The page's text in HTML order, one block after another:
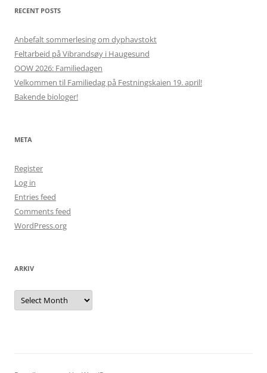
RECENT POSTS
Anbefalt sommerlesing om dyphavstokt
Feltarbeid på Vibrandsøy i Haugesund
OOW 2026: Familiedagen
Velkommen til Familiedag på Festningskaien 19. april!
Bakende biologer!
META
Register
Log in
Entries feed
Comments feed
WordPress.org
ARKIV
Arkiv